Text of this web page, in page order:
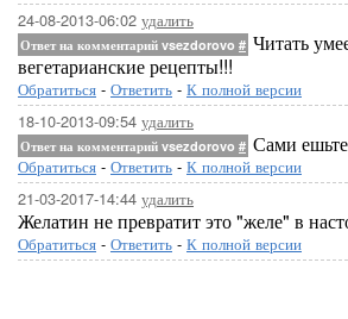
24-08-2013-06:02 удалить
Ответ на комментарий vsezdorovo # Читать
вегетарианские рецепты!!!
Обратиться - Ответить - К полной версии
18-10-2013-09:54 удалить
Ответ на комментарий vsezdorovo # Сами
Обратиться - Ответить - К полной версии
21-03-2017-14:44 удалить
Желатин не превратит это "желе" в
Обратиться - Ответить - К полной версии